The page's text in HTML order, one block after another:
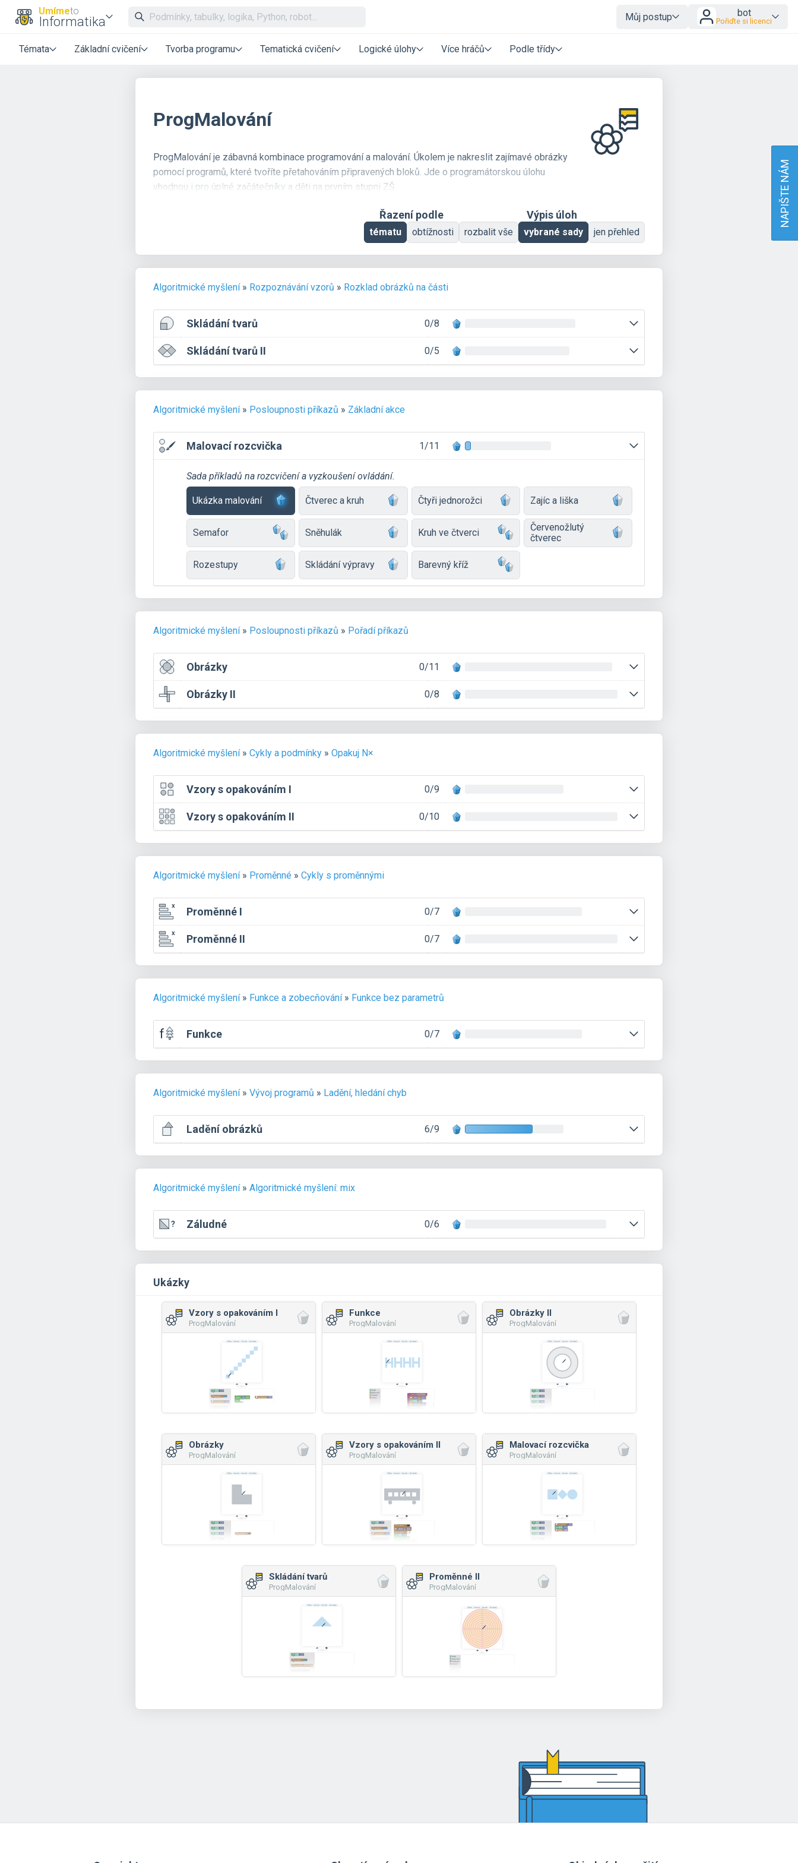
Umímeto
Informatika Můj postup bot
Pořiďte si licenci
Témata Základní cvičení Tvorba programu Tematická cvičení Logické úlohy Více hráčů Podle třídy
ProgMalování
ProgMalování je zábavná kombinace programování a malování. Úkolem je nakreslit zajímavé obrázky
pomocí programů, které tvoříte přetahováním připravených bloků. Jde o programátorskou úlohu
vhodnou i pro úplné začátečníky a děti na prvním stupni ZŠ.
Řazení podle
tématu obtížnosti
Výpis úloh
rozbalit vše vybrané sady jen přehled
Algoritmické myšlení» Rozpoznávání vzorů » Rozklad obrázků na části
Skládání tvarů 0/8
Skládání tvarů II 0/5
Algoritmické myšlení» Posloupnosti příkazů » Základní akce
Malovací rozcvička 1/11
Sada příkladů na rozcvičení a vyzkoušení ovládání.
Ukázka malování Čtverec a kruh Čtyři jednorožci Zajíc a liška
Semafor Sněhulák Kruh ve čtverci
Červenožlutý
čtverec
Rozestupy Skládání výpravy Barevný kříž
Algoritmické myšlení» Posloupnosti příkazů » Pořadí příkazů
Obrázky 0/11
Obrázky II 0/8
Algoritmické myšlení» Cykly a podmínky » Opakuj N×
Vzory s opakováním I 0/9
Vzory s opakováním II 0/10
Algoritmické myšlení» Proměnné » Cykly s proměnnými
Proměnné I 0/7
Proměnné II 0/7
Algoritmické myšlení» Funkce a zobecňování» Funkce bez parametrů
Funkce 0/7
Algoritmické myšlení» Vývoj programů » Ladění, hledání chyb
Ladění obrázků 6/9
Algoritmické myšlení» Algoritmické myšlení: mix
Záludné 0/6
Ukázky
Vzory s opakováním I
ProgMalování
Funkce
ProgMalování
Obrázky II
ProgMalování
Obrázky
ProgMalování
Vzory s opakováním II
ProgMalování
Malovací rozcvička
ProgMalování
Skládání tvarů
ProgMalování
Proměnné II
ProgMalování
NAPIŠTE NÁM